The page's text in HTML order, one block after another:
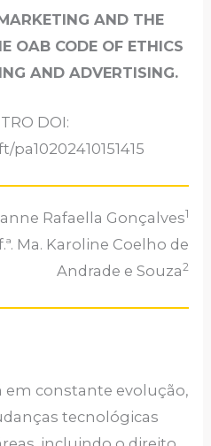
AND THE
OAB CODE OF ETHICS
AND ADVERTISING.
DOI:
pa10202410151415
Rafaella Gonçalves1
Ma. Karoline Coelho de
Andrade e Souza2
em constante evolução,
tecnológicas